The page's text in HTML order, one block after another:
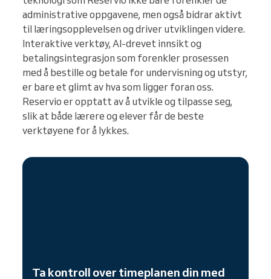
administrative oppgavene, men også bidrar aktivt
til læringsopplevelsen og driver utviklingen videre.
Interaktive verktøy, AI-drevet innsikt og
betalingsintegrasjon som forenkler prosessen
med å bestille og betale for undervisning og utstyr,
er bare et glimt av hva som ligger foran oss.
Reservio er opptatt av å utvikle og tilpasse seg,
slik at både lærere og elever får de beste
verktøyene for å lykkes.
Ta kontroll over timeplanen din med